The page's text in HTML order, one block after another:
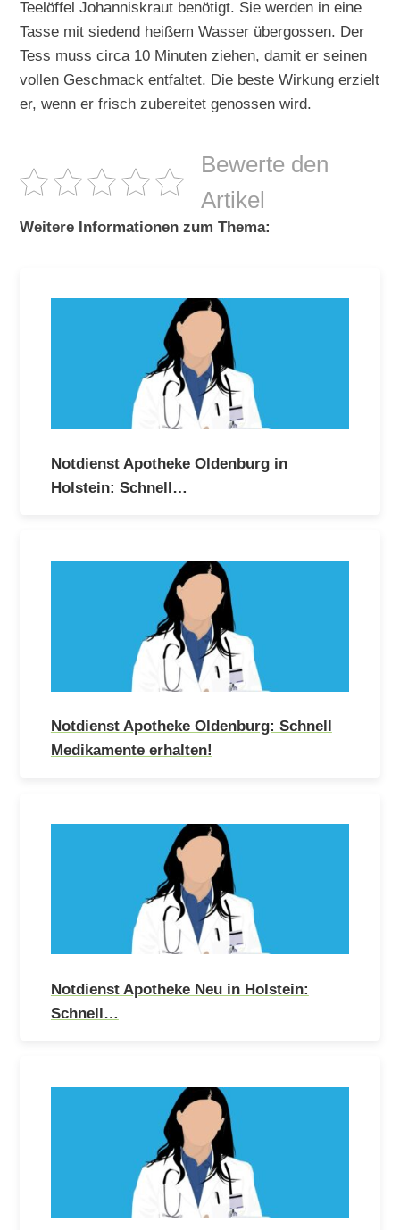
Teelöffel Johanniskraut benötigt. Sie werden in eine
Tasse mit siedend heißem Wasser übergossen. Der
Tess muss circa 10 Minuten ziehen, damit er seinen
vollen Geschmack entfaltet. Die beste Wirkung erzielt
er, wenn er frisch zubereitet genossen wird.
Bewerte den
Artikel
Weitere Informationen zum Thema:
Notdienst Apotheke Oldenburg in
Holstein: Schnell…
Notdienst Apotheke Oldenburg: Schnell
Medikamente erhalten!
Notdienst Apotheke Neu in Holstein:
Schnell…